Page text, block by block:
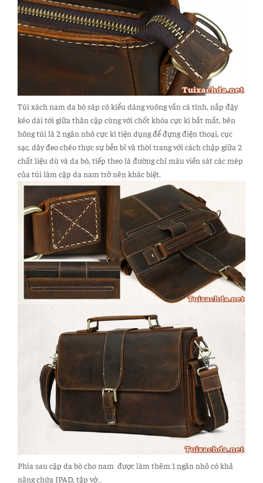
Túi xách nam da bò sáp có kiểu dáng vuông vắn cá tính, nắp đậy
kéo dài tới giữa thân cặp cùng với chốt khóa cực kì bắt mắt, bên
hông túi là 2 ngăn nhỏ cực kì tiện dụng để đựng điện thoại, cục
sạc, dây đeo chéo thực sự bền bỉ và thời trang với cách chập giữa 2
chất liệu dù và da bò, tiếp theo là đường chỉ màu viền sát các mép
của túi làm cặp da nam trở nên khác biệt.
Phía sau cặp da bò cho nam được làm thêm 1 ngăn nhỏ có khả
năng chứa IPAD, tập vở…